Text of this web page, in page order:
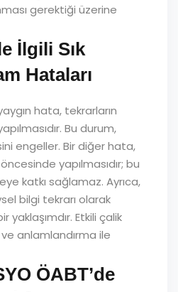
gerektiği üzerine
İlgili Sık
Hataları
hata, tekrarların
Bu durum,
engeller. Bir diğer hata,
yapılmasıdır; bu
katkı sağlamaz. Ayrıca,
bilgi tekrarı olarak
yaklaşımdır. Etkili çalik
anlamlandırma ile
ÖABT’de